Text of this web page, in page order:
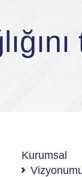
Kurumsal